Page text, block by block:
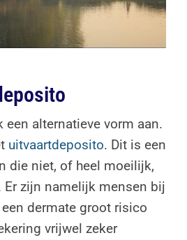
een alternatieve vorm aan.
uitvaartdeposito. Dit is een
die niet, of heel moeilijk,
Er zijn namelijk mensen bij
dermate groot risico
vrijwel zeker